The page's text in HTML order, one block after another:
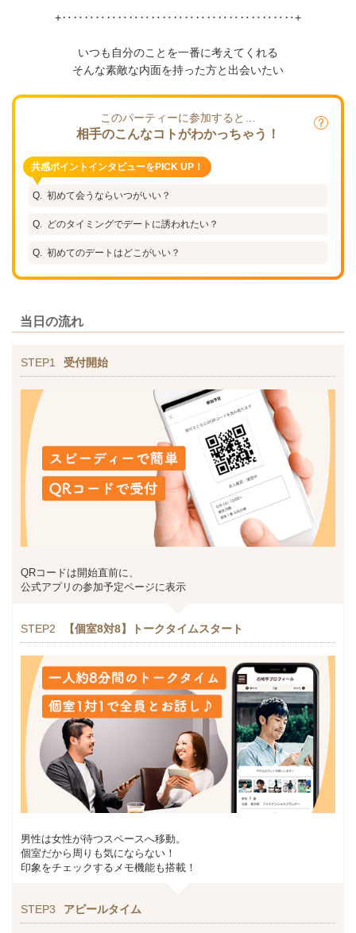
+‥‥‥‥‥‥‥‥‥‥‥‥‥‥‥‥‥‥‥‥‥+
いつも自分のことを一番に考えてくれる
そんな素敵な内面を持った方と出会いたい
このパーティーに参加すると…
相手のこんなコトがわかっちゃう！
共感ポイントインタビューをPICK UP！
初めて会うならいつがいい？
どのタイミングでデートに誘われたい？
初めてのデートはどこがいい？
当日の流れ
STEP1 受付開始
QRコードは開始直前に、
公式アプリの参加予定ページに表示
STEP2 【個室8対8】トークタイムスタート
男性は女性が待つスペースへ移動。
個室だから周りも気にならない！
印象をチェックするメモ機能も搭載！
STEP3 アピールタイム